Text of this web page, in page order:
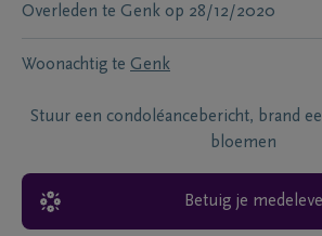
Overleden te Genk op 28/12/2020
Woonachtig te Genk
Stuur een condoléancebericht, brand
bloemen
Betuig je